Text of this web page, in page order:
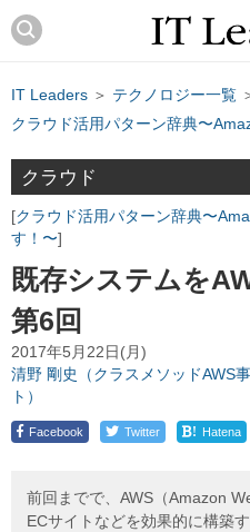
IT Leaders ＞ テクノロジー一覧
クラウド活用パターン辞典〜
クラウド
クラウド活用パターン辞典〜
す！〜
既存システムを
第6回
2017年5月22日(月)
清野 剛史（クラスメソッドAWS
ト）
Facebook Twitter ! Hatena
前回までで、AWS（Amazon
ECサイトなどを効果的に構築